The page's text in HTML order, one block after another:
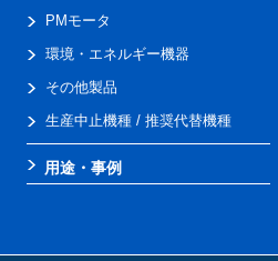
PMモータ
環境・エネルギー機器
その他製品
生産中止機種 / 推奨代替機種
用途・事例